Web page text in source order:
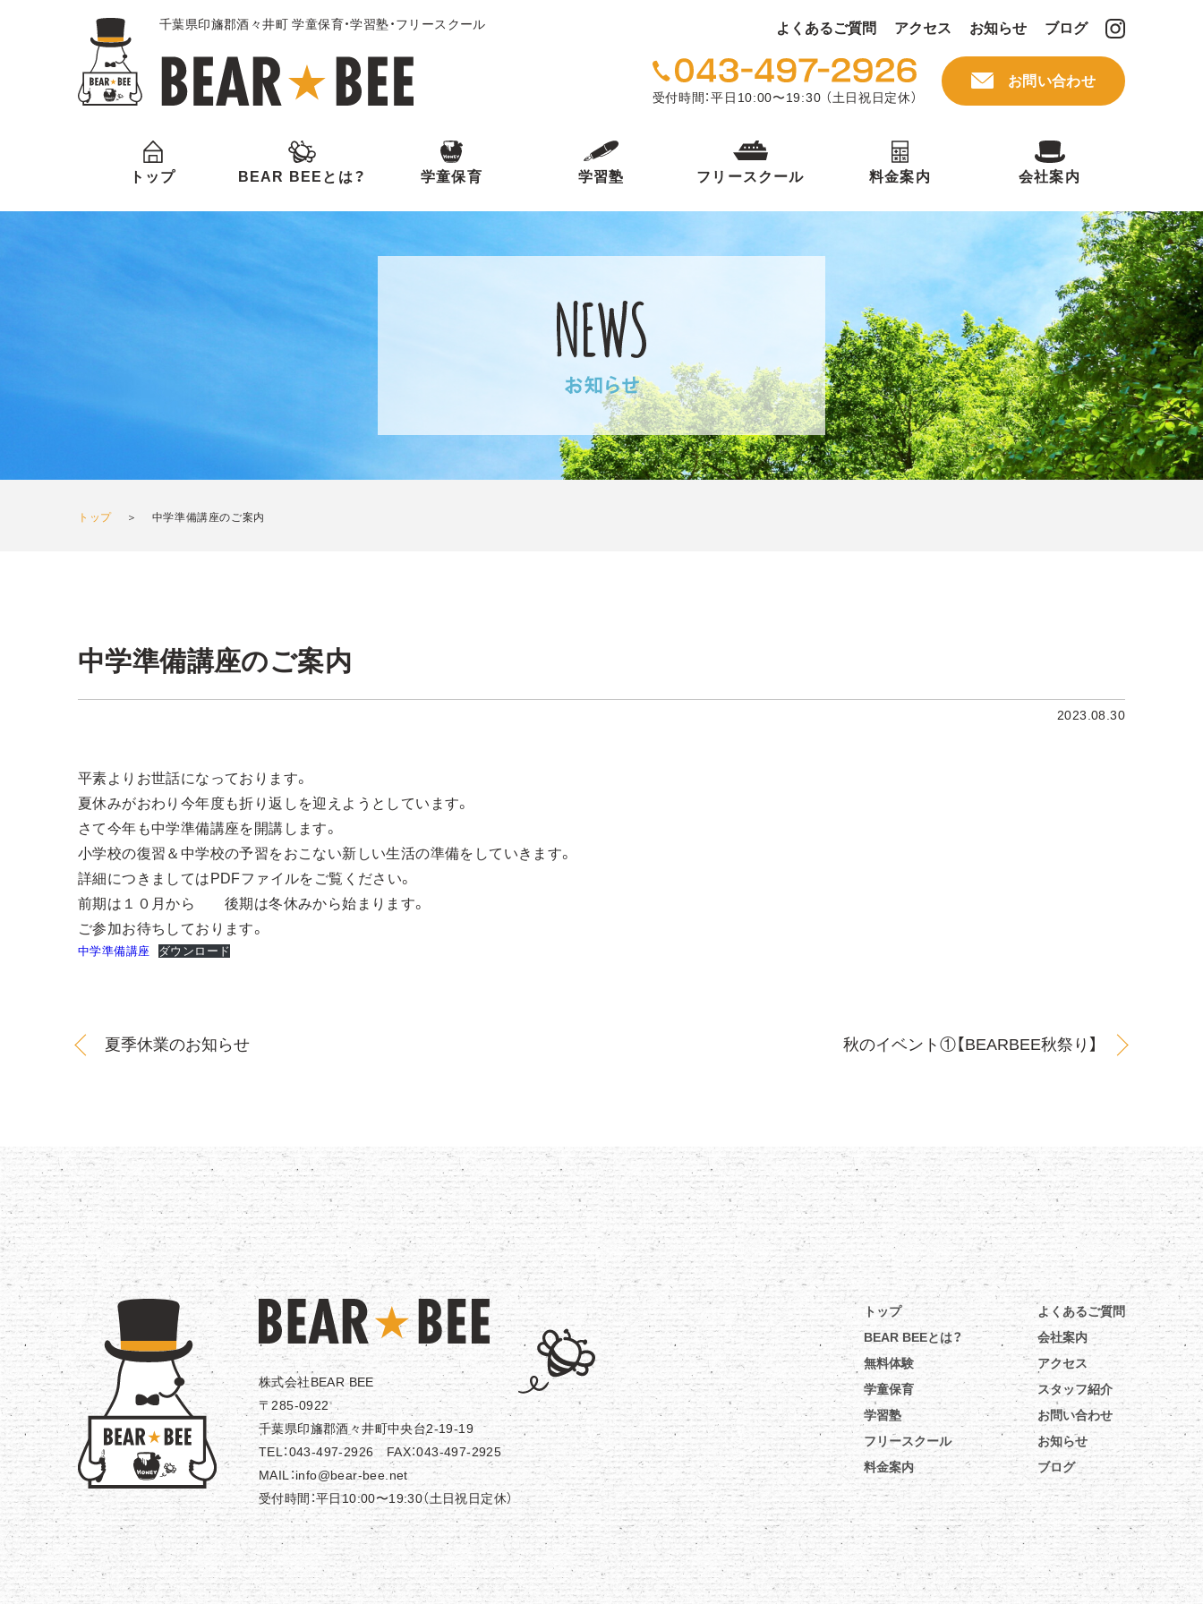
千葉県印旛郡酒々井町 学童保育・学習塾・フリースクール よくあるご質問 アクセス お知らせ ブログ
受付時間：平日10:00〜19:30 （土日祝日定休）
お問い合わせ
トップ BEAR BEEとは？ 学童保育 学習塾 フリースクール 料金案内 会社案内
トップ＞ 中学準備講座のご案内
中学準備講座のご案内
2023.08.30
平素よりお世話になっております。
夏休みがおわり今年度も折り返しを迎えようとしています。
さて今年も中学準備講座を開講します。
小学校の復習＆中学校の予習をおこない新しい生活の準備をしていきます。
詳細につきましてはPDFファイルをご覧ください。
前期は１０月から 後期は冬休みから始まります。
ご参加お待ちしております。
中学準備講座 ダウンロード
夏季休業のお知らせ 秋のイベント①【BEARBEE秋祭り】
株式会社BEAR BEE
〒285-0922
千葉県印旛郡酒々井町中央台2-19-19
TEL：043-497-2926 FAX：043-497-2925
MAIL：info@bear-bee.net
受付時間：平日10:00〜19:30（土日祝日定休）
トップ
BEAR BEEとは？
無料体験
学童保育
学習塾
フリースクール
料金案内
よくあるご質問
会社案内
アクセス
スタッフ紹介
お問い合わせ
お知らせ
ブログ